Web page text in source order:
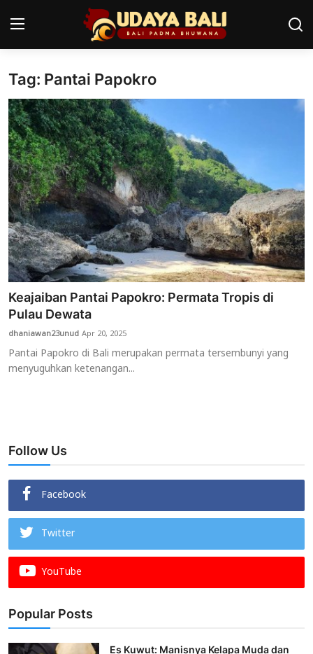
Home
Pura
Desa Adat
Tradisi
Kearifan lokal
Alam Bali
Seni
Kisah
Usadha
Indonesia
Tag: Pantai Papokro
Keajaiban Pantai Papokro: Permata Tropis di
Pulau Dewata
dhaniawan23unudApr 20, 2025
Pantai Papokro di Bali merupakan permata tersembunyi yang
menyuguhkan ketenangan...
Follow Us
Facebook
Twitter
YouTube
Popular Posts
Es Kuwut: Manisnya Kelapa Muda dan